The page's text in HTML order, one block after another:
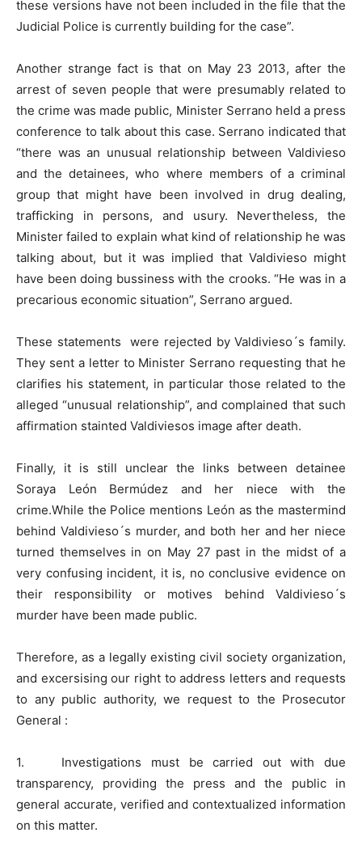
these versions have not been included in the file that the
Judicial Police is currently building for the case”.
Another strange fact is that on May 23 2013, after the
arrest of seven people that were presumably related to
the crime was made public, Minister Serrano held a press
conference to talk about this case. Serrano indicated that
“there was an unusual relationship between Valdivieso
and the detainees, who where members of a criminal
group that might have been involved in drug dealing,
trafficking in persons, and usury. Nevertheless, the
Minister failed to explain what kind of relationship he was
talking about, but it was implied that Valdivieso might
have been doing bussiness with the crooks. “He was in a
precarious economic situation”, Serrano argued.
These statements were rejected by Valdivieso´s family.
They sent a letter to Minister Serrano requesting that he
clarifies his statement, in particular those related to the
alleged “unusual relationship”, and complained that such
affirmation stainted Valdiviesos image after death.
Finally, it is still unclear the links between detainee
Soraya León Bermúdez and her niece with the
crime.While the Police mentions León as the mastermind
behind Valdivieso´s murder, and both her and her niece
turned themselves in on May 27 past in the midst of a
very confusing incident, it is, no conclusive evidence on
their responsibility or motives behind Valdivieso´s
murder have been made public.
Therefore, as a legally existing civil society organization,
and excersising our right to address letters and requests
to any public authority, we request to the Prosecutor
General :
1. Investigations must be carried out with due
transparency, providing the press and the public in
general accurate, verified and contextualized information
on this matter.